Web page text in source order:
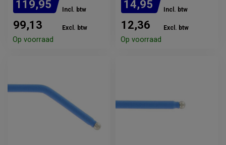
119,95 Incl. btw
99,13 Excl. btw
Op voorraad
14,95 Incl. btw
12,36 Excl. btw
Op voorraad